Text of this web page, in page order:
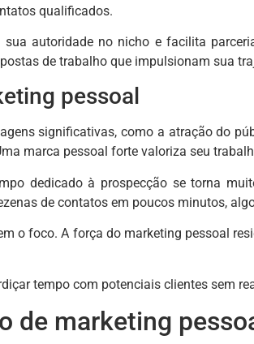
qualificados.
autoridade no nicho e facilita
de trabalho que impulsionam sua
pessoal
significativas, como a atração do
marca pessoal forte valoriza seu
dedicado à prospecção se torna
de contatos em poucos minutos,
o foco. A força do marketing pessoal
tempo com potenciais clientes sem
de marketing